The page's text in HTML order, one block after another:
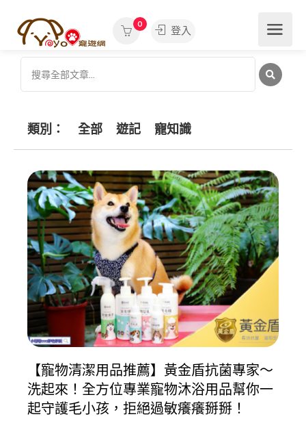
0
登入
類別： 全部 遊記 寵知識
【寵物清潔用品推薦】黃金盾抗菌專家〜
洗起來！全方位專業寵物沐浴用品幫你一
起守護毛小孩，拒絕過敏癢癢掰掰！